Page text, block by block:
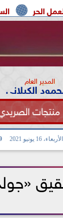
السيسي يوحد
المدير العام
الكيلاني
منتجات
الأربعاء، 16 يونيو 2021